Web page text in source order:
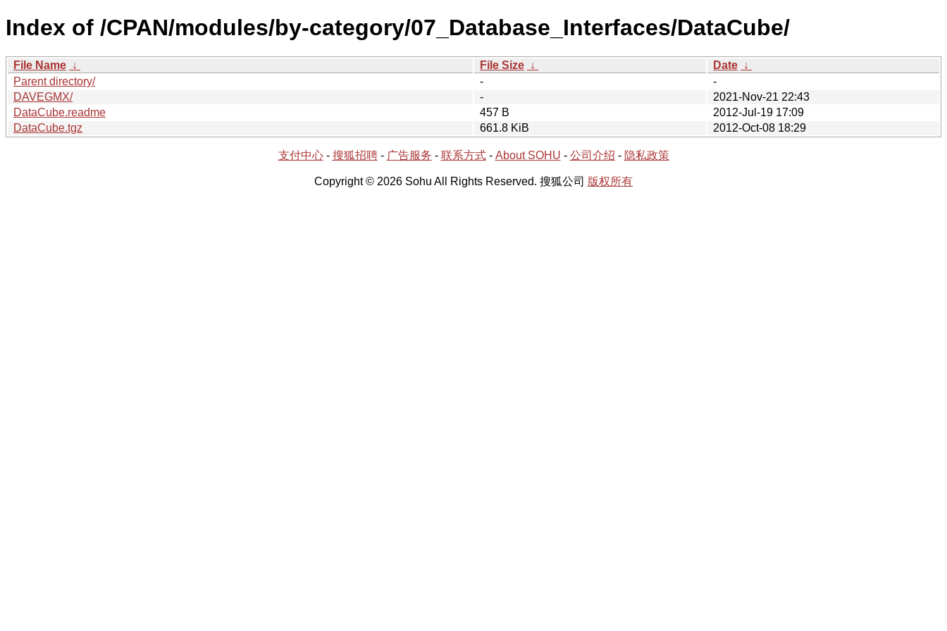
Index of /CPAN/modules/by-category/07_Database_Interfaces/DataCube/
File Name ↓ File Size ↓ Date ↓
Parent directory/
-
-
DAVEGMX/
-
2021-Nov-21 22:43
DataCube.readme
457 B
2012-Jul-19 17:09
DataCube.tgz
661.8 KiB 2012-Oct-08 18:29
支付中心- 搜狐招聘- 广告服务 - 联系方式- About SOHU - 公司介绍 - 隐私政策
Copyright © 2026 Sohu All Rights Reserved. 搜狐公司 版权所有